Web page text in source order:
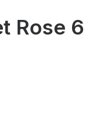
Rose 6